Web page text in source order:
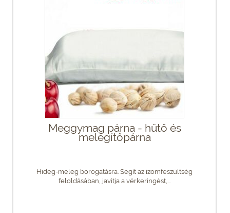
Meggymag párna - hűtő és
melegítőpárna
Hideg-meleg borogatásra. Segít az izomfeszültség
feloldásában, javítja a vérkeringést,...